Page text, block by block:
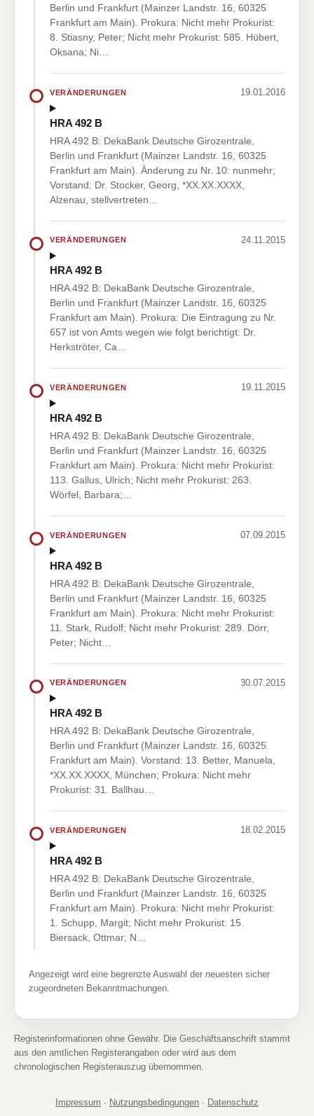
Berlin und Frankfurt (Mainzer Landstr. 16, 60325
Frankfurt am Main). Prokura: Nicht mehr Prokurist:
8. Stiasny, Peter; Nicht mehr Prokurist: 585. Hübert,
Oksana; Ni…
VERÄNDERUNGEN 19.01.2016
HRA 492 B
HRA 492 B: DekaBank Deutsche Girozentrale,
Berlin und Frankfurt (Mainzer Landstr. 16, 60325
Frankfurt am Main). Änderung zu Nr. 10: nunmehr;
Vorstand: Dr. Stocker, Georg, *XX.XX.XXXX,
Alzenau, stellvertreten…
VERÄNDERUNGEN 24.11.2015
HRA 492 B
HRA 492 B: DekaBank Deutsche Girozentrale,
Berlin und Frankfurt (Mainzer Landstr. 16, 60325
Frankfurt am Main). Prokura: Die Eintragung zu Nr.
657 ist von Amts wegen wie folgt berichtigt: Dr.
Herkströter, Ca…
VERÄNDERUNGEN 19.11.2015
HRA 492 B
HRA 492 B: DekaBank Deutsche Girozentrale,
Berlin und Frankfurt (Mainzer Landstr. 16, 60325
Frankfurt am Main). Prokura: Nicht mehr Prokurist:
113. Gallus, Ulrich; Nicht mehr Prokurist: 263.
Wörfel, Barbara;…
VERÄNDERUNGEN 07.09.2015
HRA 492 B
HRA 492 B: DekaBank Deutsche Girozentrale,
Berlin und Frankfurt (Mainzer Landstr. 16, 60325
Frankfurt am Main). Prokura: Nicht mehr Prokurist:
11. Stark, Rudolf; Nicht mehr Prokurist: 289. Dörr,
Peter; Nicht…
VERÄNDERUNGEN 30.07.2015
HRA 492 B
HRA 492 B: DekaBank Deutsche Girozentrale,
Berlin und Frankfurt (Mainzer Landstr. 16, 60325
Frankfurt am Main). Vorstand: 13. Better, Manuela,
*XX.XX.XXXX, München; Prokura: Nicht mehr
Prokurist: 31. Ballhau…
VERÄNDERUNGEN 18.02.2015
HRA 492 B
HRA 492 B: DekaBank Deutsche Girozentrale,
Berlin und Frankfurt (Mainzer Landstr. 16, 60325
Frankfurt am Main). Prokura: Nicht mehr Prokurist:
1. Schupp, Margit; Nicht mehr Prokurist: 15.
Biersack, Ottmar; N…
Angezeigt wird eine begrenzte Auswahl der neuesten sicher
zugeordneten Bekanntmachungen.
Registerinformationen ohne Gewähr. Die Geschäftsanschrift stammt
aus den amtlichen Registerangaben oder wird aus dem
chronologischen Registerauszug übernommen.
Impressum · Nutzungsbedingungen · Datenschutz